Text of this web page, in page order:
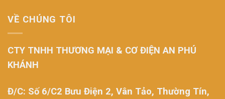
VỀ CHÚNG TÔI
CTY TNHH THƯƠNG MẠI & CƠ ĐIỆN AN PHÚ
KHÁNH
Đ/C: Số 6/C2 Bưu Điện 2, Vân Tảo, Thường Tín,